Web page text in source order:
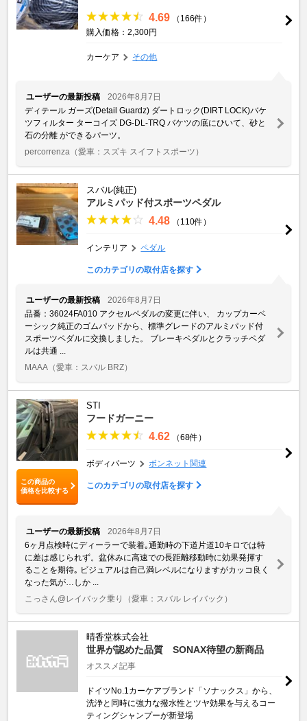
4.69
（166件）
購入価格：2,300円
カーケア その他
ユーザーの最新投稿
2026年8月7日
ディテール ガーズ(Detail Guardz) ダートロック(DIRT LOCK)バケ
ツフィルター ターコイズ DG-DL-TRQ バケツの底にひいて、砂と
石の分離 ができるパーツ。
percorrenza （愛車：スズキ スイフトスポーツ）
スバル(純正)
アルミパッド付スポーツペダル
4.48 （110件）
インテリア ペダル
このカテゴリの取付店を探す
ユーザーの最新投稿
2026年8月7日
品番：36024FA010 アクセルペダルの変更に伴い、 カップカーベ
ーシック純正のゴムパッドから、標準グレードのアルミパッド付
スポーツペダルに交換しました。 ブレーキペダルとクラッチペダ
ルは共通 ...
MAAA （愛車：スバル BRZ）
この商品の
価格を比較する
STI
フードガーニー
4.62 （68件）
ボディパーツ ボンネット関連
このカテゴリの取付店を探す
ユーザーの最新投稿
2026年8月7日
6ヶ月点検時にディーラーで装着｡通勤時の下道片道10キロでは特
に差は感じられず。盆休みに高速での長距離移動時に効果発揮す
ることを期待｡ ビジュアルは自己満レベルになりますがカッコ良く
なった気が…しか ...
こっさん@レイバック乗り
（愛車：スバル レイバック）
晴香堂株式会社
世界が認めた品質 SONAX待望の新商品
オススメ記事
ドイツNo.1カーケアブランド「ソナックス」から、
洗浄と同時に強力な撥水性とツヤ効果を与えるコー
ティングシャンプーが新登場